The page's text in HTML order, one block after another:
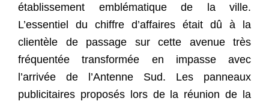
établissement emblématique de la ville.
L’essentiel du chiffre d’affaires était dû à la
clientèle de passage sur cette avenue très
fréquentée transformée en impasse avec
l’arrivée de l’Antenne Sud. Les panneaux
publicitaires proposés lors de la réunion de la